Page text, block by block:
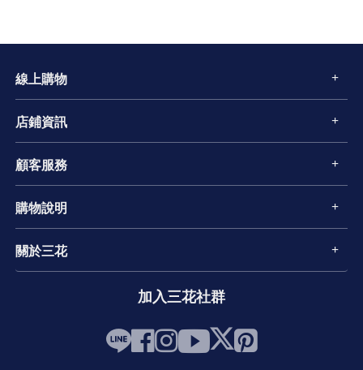
線上購物
店鋪資訊
顧客服務
購物說明
關於三花
加入三花社群